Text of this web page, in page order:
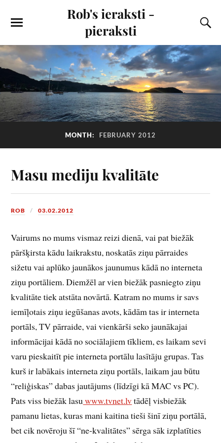
Rob's ieraksti -
pieraksti
MONTH: FEBRUARY 2012
Masu mediju kvalitāte
ROB 03.02.2012
Vairums no mums vismaz reizi dienā, vai pat biežāk
pāršķirsta kādu laikrakstu, noskatās ziņu pārraides
sižetu vai aplūko jaunākos jaunumus kādā no interneta
ziņu portāliem. Diemžēl ar vien biežāk pasniegto ziņu
kvalitāte tiek atstāta novārtā. Katram no mums ir savs
iemīļotais ziņu iegūšanas avots, kādām tas ir interneta
portāls, TV pārraide, vai vienkārši seko jaunākajai
informācijai kādā no sociālajiem tīkliem, es laikam sevi
varu pieskaitīt pie interneta portālu lasītāju grupas. Tas
kurš ir labākais interneta ziņu portāls, laikam jau būtu
“reliģiskas” dabas jautājums (līdzīgi kā MAC vs PC).
Pats viss biežāk lasuwww.tvnet.lvtādēļ visbiežāk
pamanu lietas, kuras mani kaitina tieši šinī ziņu portālā,
bet cik novēroju šī “ne-kvalitātes” sērga sāk izplatīties